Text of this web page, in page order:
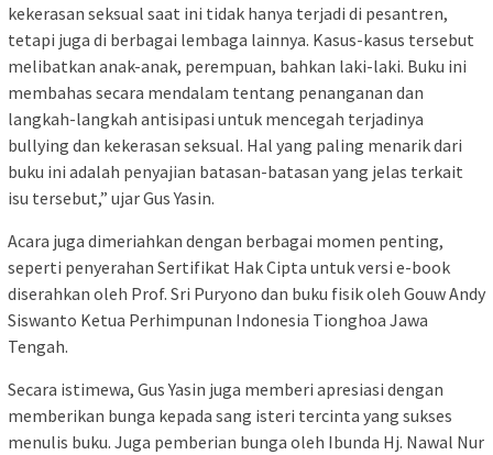
kekerasan seksual saat ini tidak hanya terjadi di pesantren,
tetapi juga di berbagai lembaga lainnya. Kasus-kasus tersebut
melibatkan anak-anak, perempuan, bahkan laki-laki. Buku ini
membahas secara mendalam tentang penanganan dan
langkah-langkah antisipasi untuk mencegah terjadinya
bullying dan kekerasan seksual. Hal yang paling menarik dari
buku ini adalah penyajian batasan-batasan yang jelas terkait
isu tersebut,” ujar Gus Yasin.
Acara juga dimeriahkan dengan berbagai momen penting,
seperti penyerahan Sertifikat Hak Cipta untuk versi e-book
diserahkan oleh Prof. Sri Puryono dan buku fisik oleh Gouw Andy
Siswanto Ketua Perhimpunan Indonesia Tionghoa Jawa
Tengah.
Secara istimewa, Gus Yasin juga memberi apresiasi dengan
memberikan bunga kepada sang isteri tercinta yang sukses
menulis buku. Juga pemberian bunga oleh Ibunda Hj. Nawal Nur